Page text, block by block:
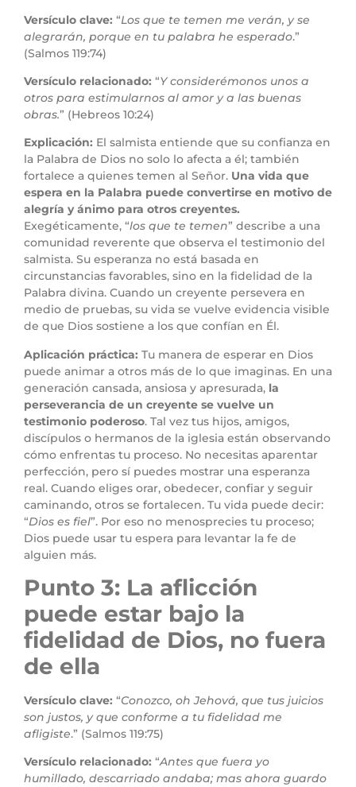
Versículo clave: “Los que te temen me verán, y se
alegrarán, porque en tu palabra he esperado.”
(Salmos 119:74)
Versículo relacionado: “Y considerémonos unos a
otros para estimularnos al amor y a las buenas
obras.” (Hebreos 10:24)
Explicación: El salmista entiende que su confianza en
la Palabra de Dios no solo lo afecta a él; también
fortalece a quienes temen al Señor. Una vida que
espera en la Palabra puede convertirse en motivo de
alegría y ánimo para otros creyentes.
Exegéticamente, “los que te temen” describe a una
comunidad reverente que observa el testimonio del
salmista. Su esperanza no está basada en
circunstancias favorables, sino en la fidelidad de la
Palabra divina. Cuando un creyente persevera en
medio de pruebas, su vida se vuelve evidencia visible
de que Dios sostiene a los que confían en Él.
Aplicación práctica: Tu manera de esperar en Dios
puede animar a otros más de lo que imaginas. En una
generación cansada, ansiosa y apresurada, la
perseverancia de un creyente se vuelve un
testimonio poderoso. Tal vez tus hijos, amigos,
discípulos o hermanos de la iglesia están observando
cómo enfrentas tu proceso. No necesitas aparentar
perfección, pero sí puedes mostrar una esperanza
real. Cuando eliges orar, obedecer, confiar y seguir
caminando, otros se fortalecen. Tu vida puede decir:
“Dios es fiel”. Por eso no menosprecies tu proceso;
Dios puede usar tu espera para levantar la fe de
alguien más.
Punto 3: La aflicción
puede estar bajo la
fidelidad de Dios, no fuera
de ella
Versículo clave: “Conozco, oh Jehová, que tus juicios
son justos, y que conforme a tu fidelidad me
afligiste.” (Salmos 119:75)
Versículo relacionado: “Antes que fuera yo
humillado, descarriado andaba; mas ahora guardo